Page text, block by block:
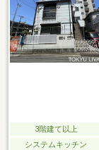
3階建て以上
システムキッチン